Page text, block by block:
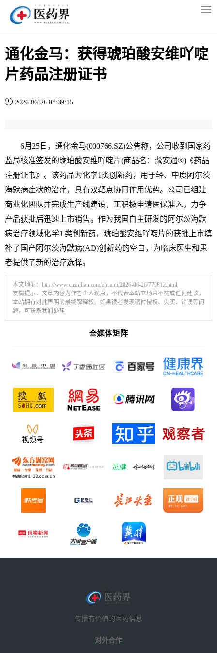
通化金马：获得琥珀酸安维吖啶
片药品注册证书
2026-06-26 08:39:15
6月25日，通化金马(000766.SZ)公告称，公司收到国家药
监局核准签发的琥珀酸安维吖啶片(商品名：耄安通®)《药品
注册证书》。该药品为化学1类创新药，用于轻、中度阿尔茨
海默病症状的治疗，具有双靶点协同作用优势。公司已组建
商业化团队并完成生产线建设，正积极申请医保准入，力争
产品获批后迅速上市销售。作为我国自主研发的阿尔茨海默
病治疗领域化学1 类创新药，琥珀酸安维吖啶片的获批上市填
补了国产阿尔茨海默病(AD)创新药的空白，为临床医生和患
者提供了新的治疗选择。
本文地址： http://www.cnzhilian.com/zhuanti/2026-06-26/779812.html
友情提示：文章内容为作者个人观点，不代表本站立场且不构成任何建议，
本站拥有对此声明的最终解释权。如果读者发现稿件侵权、失实、错误等问
题，可联系我们处理
传播有价值的医药信息
对外合作